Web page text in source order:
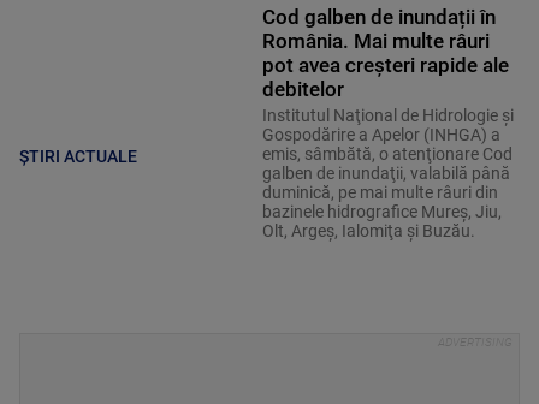
ȘTIRI ACTUALE
Cod galben de inundații în
România. Mai multe râuri
pot avea creșteri rapide ale
debitelor
Institutul Naţional de Hidrologie şi
Gospodărire a Apelor (INHGA) a
emis, sâmbătă, o atenţionare Cod
galben de inundaţii, valabilă până
duminică, pe mai multe râuri din
bazinele hidrografice Mureş, Jiu,
Olt, Argeş, Ialomiţa şi Buzău.